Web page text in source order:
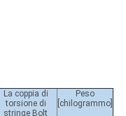
La coppia di
torsione di
stringe Bolt
Peso
[chilogrammo]